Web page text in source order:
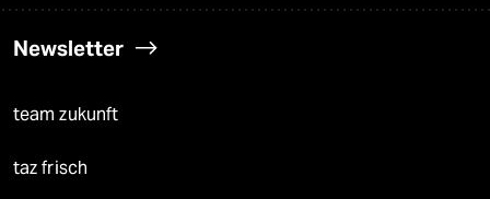
Newsletter
team zukunft
taz frisch